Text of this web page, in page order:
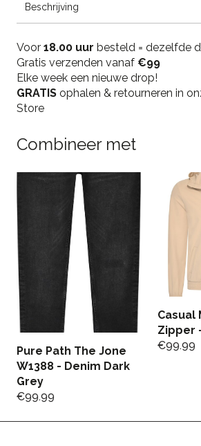
-
Espresso
quantity
Beschrijving
Voor 18.00 uur besteld = dezelfde
Gratis verzenden vanaf €99
Elke week een nieuwe drop!
GRATIS ophalen & retourneren in
Store
Combineer met
Pure Path The Jone
W1388 - Denim Dark
Grey
€99.99
Casual
Zipper
€99.99